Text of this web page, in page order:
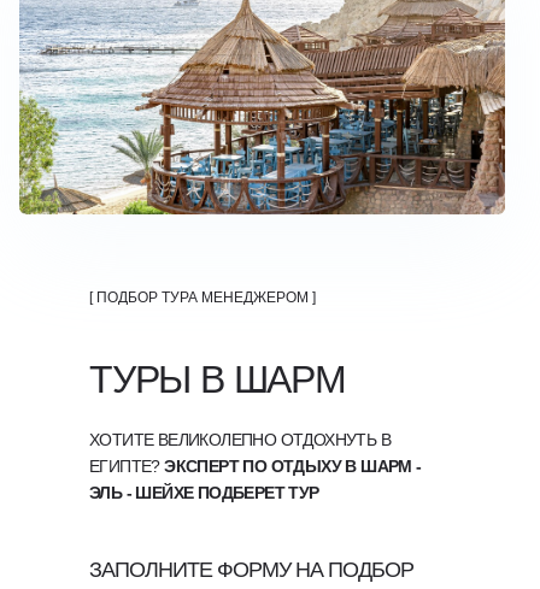
ХОТИТЕ ВЕЛИКОЛЕПНО ОТДОХНУТЬ В
ЕГИПТЕ?ЭКСПЕРТ ПО ОТДЫХУ В ШАРМ -
ЭЛЬ - ШЕЙХЕ ПОДБЕРЕТ ТУР
[ ПОДБОР ТУРА МЕНЕДЖЕРОМ ]
ТУРЫ В ШАРМ
ЗАПОЛНИТЕ ФОРМУ НА ПОДБОР